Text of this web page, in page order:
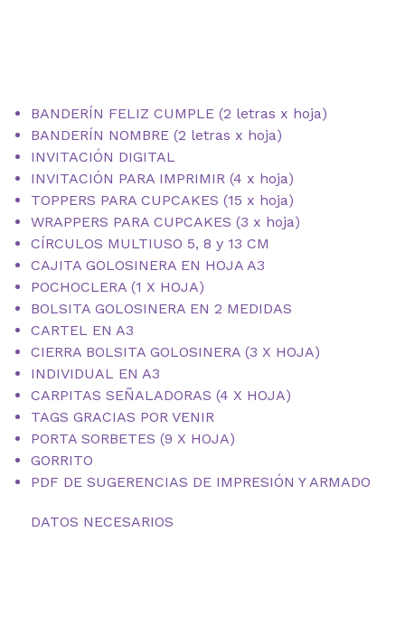
BANDERÍN FELIZ CUMPLE (2 letras x hoja)
BANDERÍN NOMBRE (2 letras x hoja)
INVITACIÓN DIGITAL
INVITACIÓN PARA IMPRIMIR (4 x hoja)
TOPPERS PARA CUPCAKES (15 x hoja)
WRAPPERS PARA CUPCAKES (3 x hoja)
CÍRCULOS MULTIUSO 5, 8 y 13 CM
CAJITA GOLOSINERA EN HOJA A3
POCHOCLERA (1 X HOJA)
BOLSITA GOLOSINERA EN 2 MEDIDAS
CARTEL EN A3
CIERRA BOLSITA GOLOSINERA (3 X HOJA)
INDIVIDUAL EN A3
CARPITAS SEÑALADORAS (4 X HOJA)
TAGS GRACIAS POR VENIR
PORTA SORBETES (9 X HOJA)
GORRITO
PDF DE SUGERENCIAS DE IMPRESIÓN Y ARMADO
DATOS NECESARIOS